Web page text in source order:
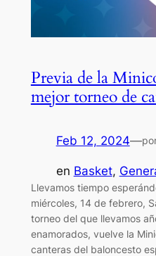
Previa de la
mejor torneo de
Feb 12, 2024—
en Basket,
Llevamos tiempo
miércoles, 14 de febrero,
torneo del que llevamos
enamorados, vuelve la
canteras del baloncesto